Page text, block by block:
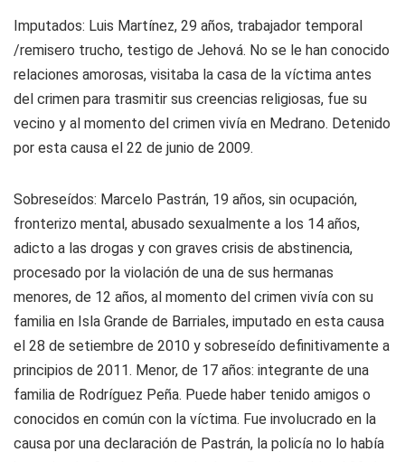
Imputados: Luis Martínez, 29 años, trabajador temporal
/remisero trucho, testigo de Jehová. No se le han conocido
relaciones amorosas, visitaba la casa de la víctima antes
del crimen para trasmitir sus creencias religiosas, fue su
vecino y al momento del crimen vivía en Medrano. Detenido
por esta causa el 22 de junio de 2009.
Sobreseídos: Marcelo Pastrán, 19 años, sin ocupación,
fronterizo mental, abusado sexualmente a los 14 años,
adicto a las drogas y con graves crisis de abstinencia,
procesado por la violación de una de sus hermanas
menores, de 12 años, al momento del crimen vivía con su
familia en Isla Grande de Barriales, imputado en esta causa
el 28 de setiembre de 2010 y sobreseído definitivamente a
principios de 2011. Menor, de 17 años: integrante de una
familia de Rodríguez Peña. Puede haber tenido amigos o
conocidos en común con la víctima. Fue involucrado en la
causa por una declaración de Pastrán, la policía no lo había